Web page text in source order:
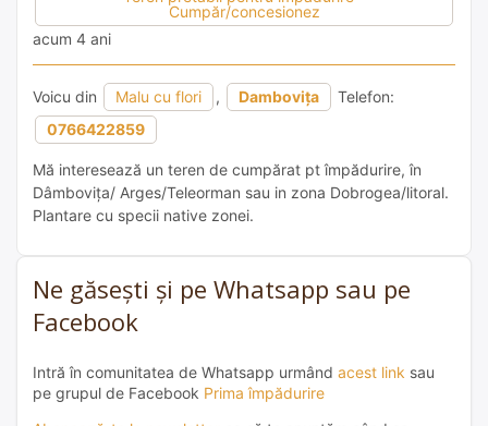
Cumpăr/concesionez
acum 4 ani
Voicu din Malu cu flori , Dambovița
Telefon:
0766422859
Mă interesează un teren de cumpărat pt împădurire, în
Dâmbovița/ Arges/Teleorman sau in zona Dobrogea/litoral.
Plantare cu specii native zonei.
Ne găsești și pe Whatsapp sau pe
Facebook
Intră în comunitatea de Whatsapp urmând acest link sau
pe grupul de Facebook Prima împădurire